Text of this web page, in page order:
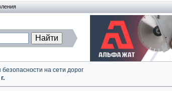
на сети дорог